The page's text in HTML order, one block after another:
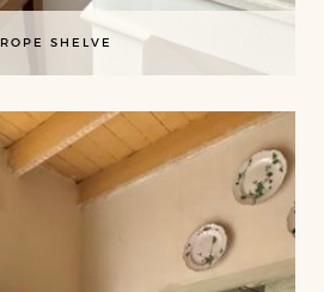
ROPE SHELVE